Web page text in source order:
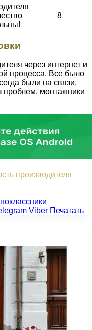
8
через интернет и
процесса. Все было
были на связи.
проблем, монтажники
производителя
Viber Печатать